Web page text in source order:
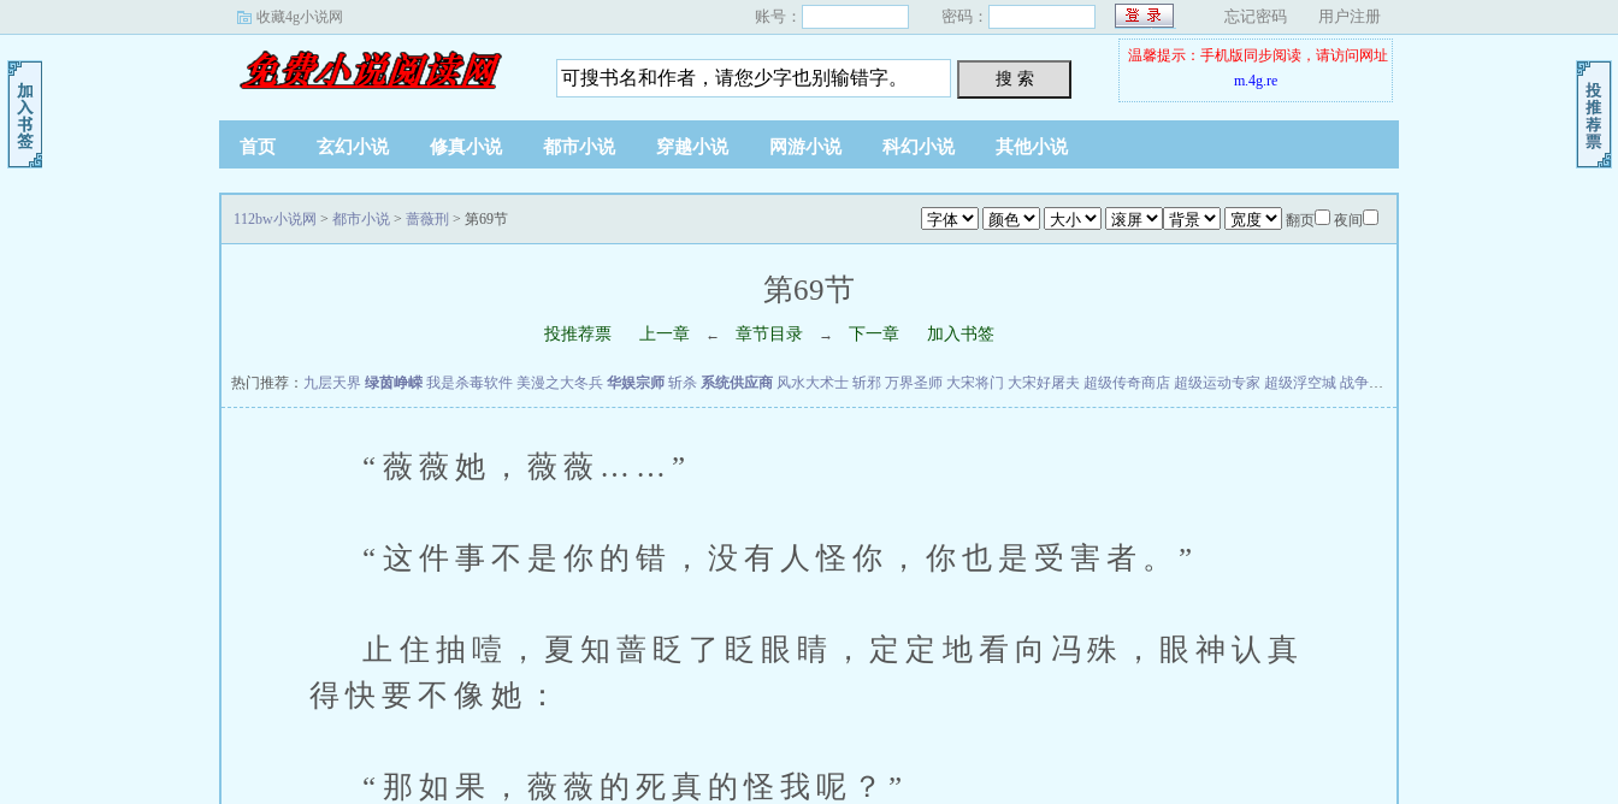
收藏4g小说网 账号： 密码： 忘记密码 用户注册
搜 索
温馨提示：手机版同步阅读，请访问网址
m.4g.re
首页 玄幻小说 修真小说 都市小说 穿越小说 网游小说 科幻小说 其他小说
翻页 夜间
112bw小说网 > 都市小说 > 蔷薇刑 > 第69节
第69节
投推荐票 上一章 ← 章节目录 → 下一章 加入书签
热门推荐： 九层天界 绿茵峥嵘 我是杀毒软件 美漫之大冬兵 华娱宗师 斩杀 系统供应商 风水大术士 斩邪 万界圣师 大宋将门 大宋好屠夫 超级传奇商店 超级运动专家 超级浮空城 战争天堂
“薇薇她，薇薇……”
“这件事不是你的错，没有人怪你，你也是受害者。”
止住抽噎，夏知蔷眨了眨眼睛，定定地看向冯殊，眼神认真
得快要不像她：
“那如果，薇薇的死真的怪我呢？”